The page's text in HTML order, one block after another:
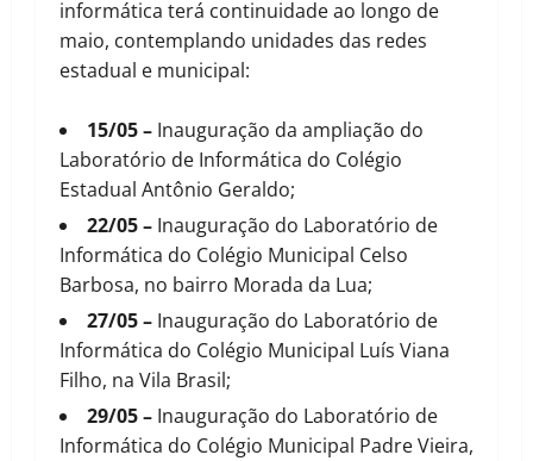
informática terá continuidade ao longo de
maio, contemplando unidades das redes
estadual e municipal:
15/05 – Inauguração da ampliação do
Laboratório de Informática do Colégio
Estadual Antônio Geraldo;
22/05 – Inauguração do Laboratório de
Informática do Colégio Municipal Celso
Barbosa, no bairro Morada da Lua;
27/05 – Inauguração do Laboratório de
Informática do Colégio Municipal Luís Viana
Filho, na Vila Brasil;
29/05 – Inauguração do Laboratório de
Informática do Colégio Municipal Padre Vieira,